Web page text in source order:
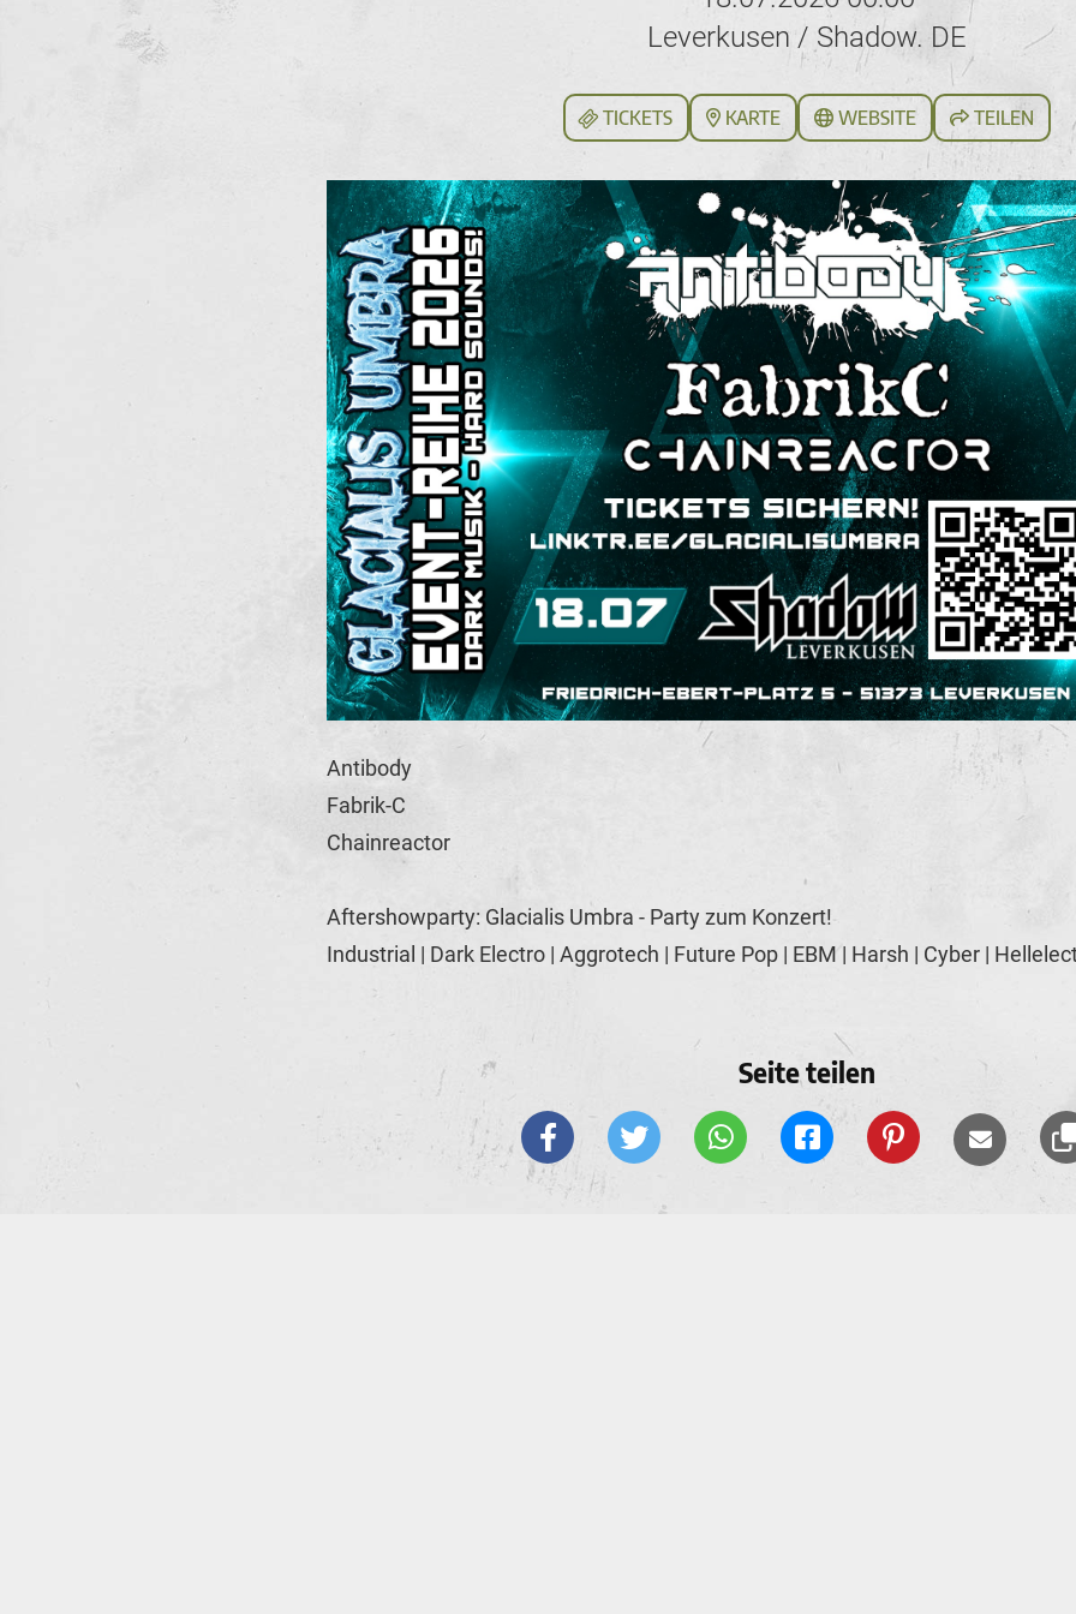
Leverkusen / Shadow. DE
TICKETS KARTE WEBSITE TEILEN
Antibody
Fabrik-C
Chainreactor
Aftershowparty: Glacialis Umbra - Party zum Konzert!
Industrial | Dark Electro | Aggrotech | Future Pop | EBM | Harsh | Cyber |
Seite teilen